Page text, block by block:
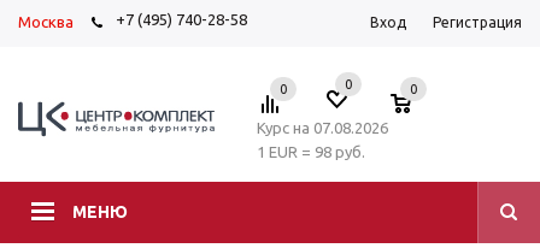
Москва +7 (495) 740-28-58 Вход Регистрация
МЕНЮ
0 0 0
Курс на 07.08.2026
1 EUR = 98 руб.